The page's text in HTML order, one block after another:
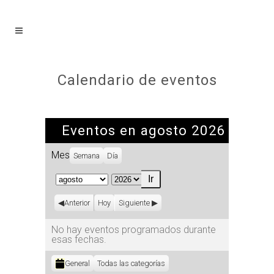
Calendario de eventos
Eventos en agosto 2026
Mes Semana Día
Mes
Año
Anterior Hoy Siguiente
No hay eventos programados durante
esas fechas.
Categorías
General Todas las categorías